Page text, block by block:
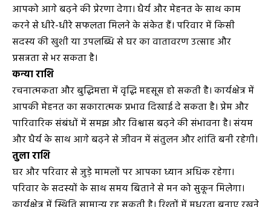
आपको आगे बढ़ने की प्रेरणा देगा। धैर्य और मेहनत के साथ काम
करने से धीरे-धीरे सफलता मिलने के संकेत हैं। परिवार में किसी
सदस्य की खुशी या उपलब्धि से घर का वातावरण उत्साह और
प्रसन्नता से भर सकता है।
कन्या राशि
रचनात्मकता और बुद्धिमत्ता में वृद्धि महसूस हो सकती है। कार्यक्षेत्र में
आपकी मेहनत का सकारात्मक प्रभाव दिखाई दे सकता है। प्रेम और
पारिवारिक संबंधों में समझ और विश्वास बढ़ने की संभावना है। संयम
और धैर्य के साथ आगे बढ़ने से जीवन में संतुलन और शांति बनी रहेगी।
तुला राशि
घर और परिवार से जुड़े मामलों पर आपका ध्यान अधिक रहेगा।
परिवार के सदस्यों के साथ समय बिताने से मन को सुकून मिलेगा।